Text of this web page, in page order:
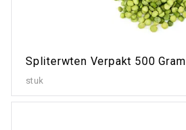
Spliterwten Verpakt 500 Gram
stuk